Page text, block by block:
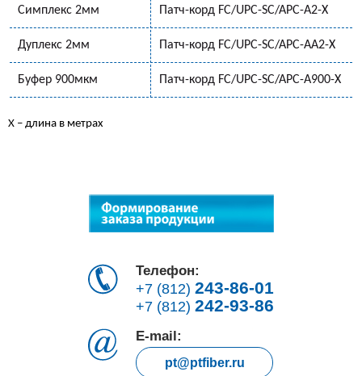
Телефон:
+7 (812)243-86-01
+7 (812)242-93-86
E-mail:
pt@ptfiber.ru
Симплекс 2мм Патч-корд FC/UPC-SC/APC-A2-Х
Дуплекс 2мм Патч-корд FC/UPC-SC/APC-AA2-Х
Буфер 900мкм Патч-корд FC/UPC-SC/APC-A900-Х
Х – длина в метрах